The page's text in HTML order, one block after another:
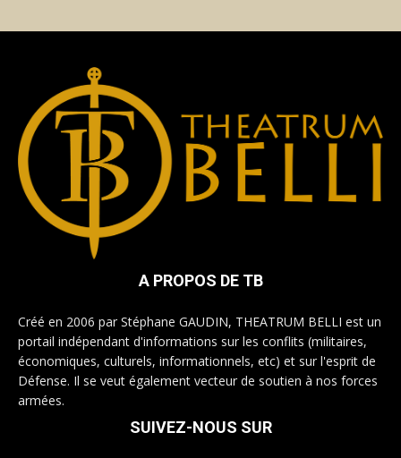
A PROPOS DE TB
Créé en 2006 par Stéphane GAUDIN, THEATRUM BELLI est un
portail indépendant d'informations sur les conflits (militaires,
économiques, culturels, informationnels, etc) et sur l'esprit de
Défense. Il se veut également vecteur de soutien à nos forces
armées.
SUIVEZ-NOUS SUR